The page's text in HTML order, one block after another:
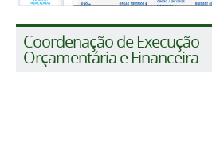
Coordenação de Execução
Orçamentária e Financeira –